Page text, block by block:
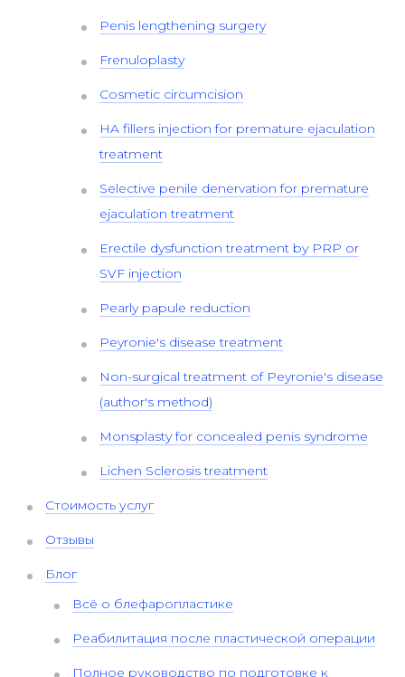
Penis lengthening surgery
Frenuloplasty
Cosmetic circumcision
HA fillers injection for premature ejaculation
treatment
Selective penile denervation for premature
ejaculation treatment
Erectile dysfunction treatment by PRP or
SVF injection
Pearly papule reduction
Peyronie's disease treatment
Non-surgical treatment of Peyronie's disease
(author's method)
Monsplasty for concealed penis syndrome
Lichen Sclerosis treatment
Стоимость услуг
Отзывы
Блог
Всё о блефаропластике
Реабилитация после пластической операции
Полное руководство по подготовке к